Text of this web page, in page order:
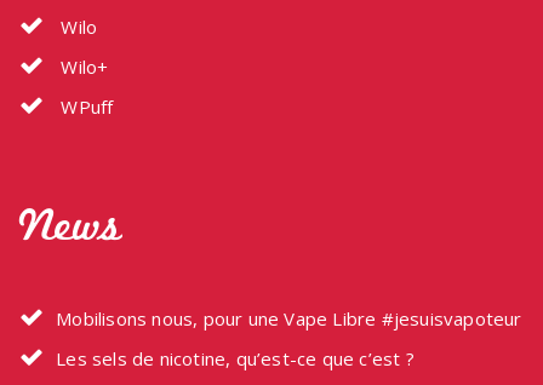
Wilo
Wilo+
WPuff
News
Mobilisons nous, pour une Vape Libre #jesuisvapoteur
Les sels de nicotine, qu’est-ce que c’est ?